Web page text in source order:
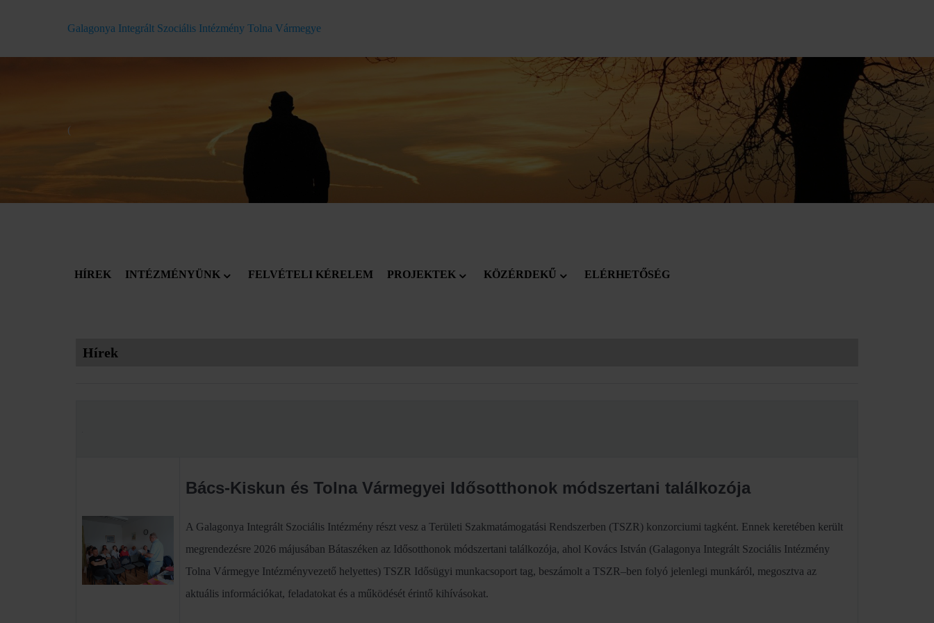
Galagonya Integrált Szociális Intézmény Tolna Vármegye
(
HÍREK INTÉZMÉNYÜNK FELVÉTELI KÉRELEM PROJEKTEK KÖZÉRDEKŰ ELÉRHETŐSÉG
Hírek
Bács-Kiskun és Tolna Vármegyei Idősotthonok módszertani találkozója
A Galagonya Integrált Szociális Intézmény részt vesz a Területi Szakmatámogatási Rendszerben (TSZR) konzorciumi tagként. Ennek keretében került
megrendezésre 2026 májusában Bátaszéken az Idősotthonok módszertani találkozója, ahol Kovács István (Galagonya Integrált Szociális Intézmény
Tolna Vármegye Intézményvezető helyettes) TSZR Idősügyi munkacsoport tag, beszámolt a TSZR–ben folyó jelenlegi munkáról, megosztva az
aktuális információkat, feladatokat és a működését érintő kihívásokat.